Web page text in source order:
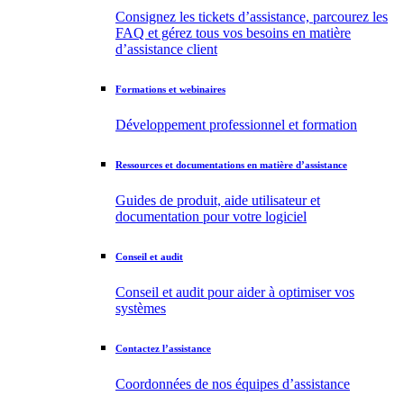
Consignez les tickets d’assistance, parcourez les
FAQ et gérez tous vos besoins en matière
d’assistance client
Formations et webinaires
Développement professionnel et formation
Ressources et documentations en matière d’assistance
Guides de produit, aide utilisateur et
documentation pour votre logiciel
Conseil et audit
Conseil et audit pour aider à optimiser vos
systèmes
Contactez l’assistance
Coordonnées de nos équipes d’assistance